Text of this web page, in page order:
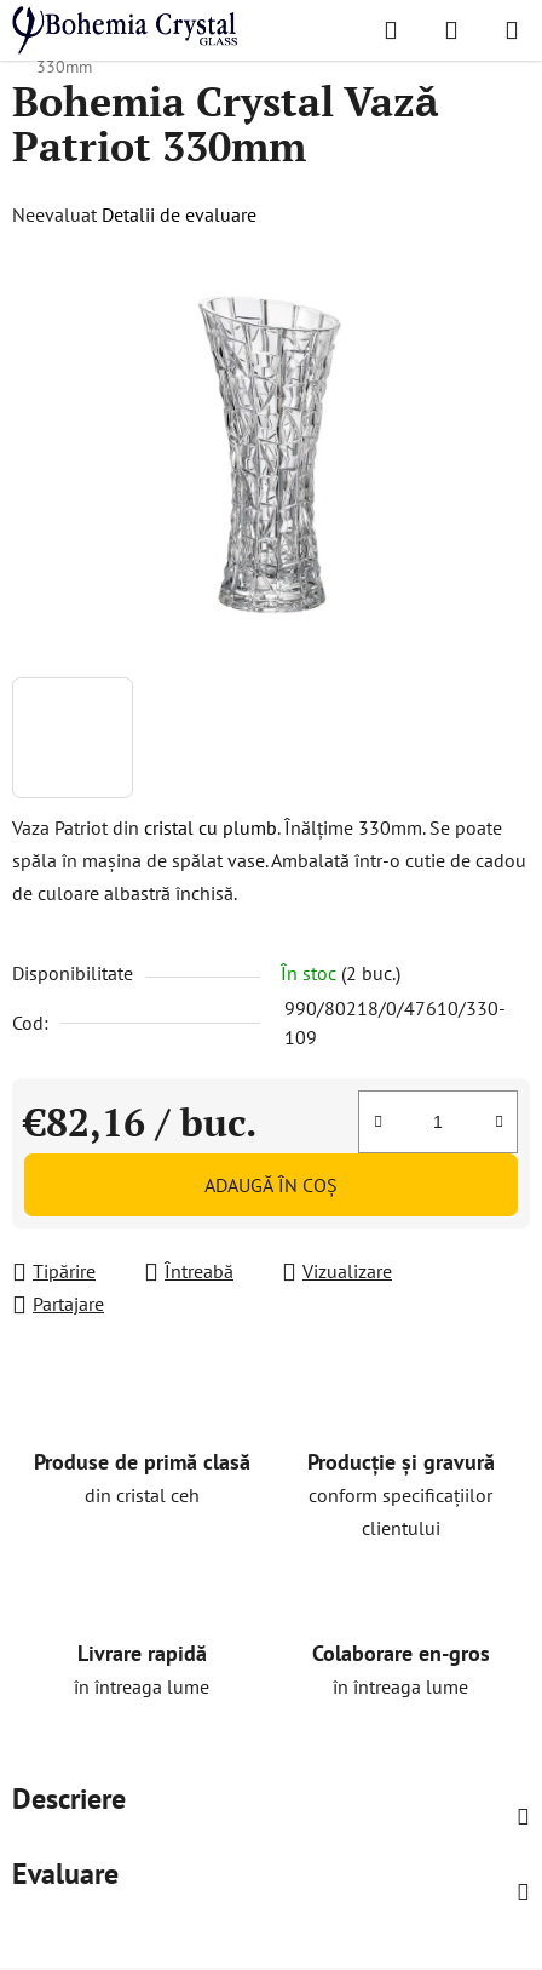
Treci
conținut
Căutare
DE
Acasă
/ Colecții populare / Patriot
Bohemia Crystal Vazǎ Patriot
330mm
Vaza Patriot din cristal cu plumb. Înălțime 330mm. Se poate
spăla în mașina de spălat vase. Ambalată într-o cutie de cadou
de culoare albastră închisă.
Disponibilitate În stoc (2 buc.)
Cod:
990/80218/0/47610/330-
109
€82,16 / buc.
Evaluare preţ:
ADAUGĂ ÎN COŞ
Tipărire Întreabă
Vizualizare
Partajare
Bohemia Crystal Vazǎ
Patriot 330mm
Evaluarea
Neevaluat Detalii de evaluare
Produse de primă clasă
din cristal ceh
Producție și gravură
conform specificațiilor
clientului
Livrare rapidă
în întreaga lume
Colaborare en-gros
în întreaga lume
Descriere
Evaluare